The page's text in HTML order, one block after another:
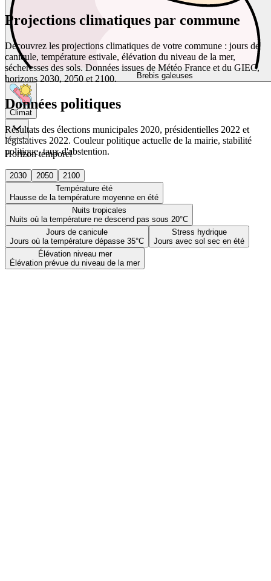
Brebis galeuses
Climat
Horizon temporel
2030 2050
2100
Température été
Hausse de la température moyenne en été
Nuits tropicales
Nuits où la température ne descend pas sous 20°C
Jours de canicule
Jours où la température dépasse 35°C
Stress hydrique
Jours avec sol sec en été
Élévation niveau mer
Élévation prévue du niveau de la mer
Projections climatiques par commune
Découvrez les projections climatiques de votre commune : jours de
canicule, température estivale, élévation du niveau de la mer,
sécheresses des sols. Données issues de Météo France et du GIEC,
horizons 2030, 2050 et 2100.
Données politiques
Résultats des élections municipales 2020, présidentielles 2022 et
législatives 2022. Couleur politique actuelle de la mairie, stabilité
politique, taux d'abstention.